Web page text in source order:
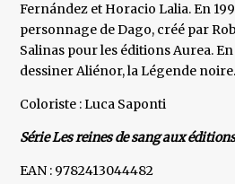
Fernández et Horacio Lalia. En
personnage de Dago, créé par
Salinas pour les éditions Aurea.
dessiner Aliénor, la Légende noire.
Coloriste : Luca Saponti
Série Les reines de sang aux
EAN : 9782413044482